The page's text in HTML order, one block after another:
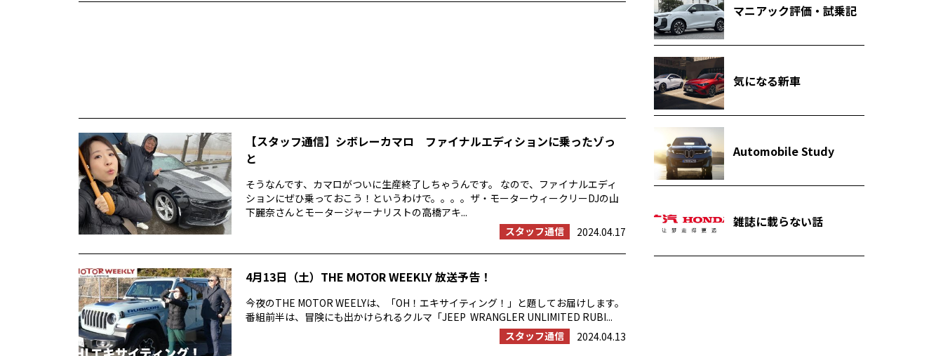
【スタッフ通信】シボレーカマロ ファイナルエディションに乗ったゾっ
と
そうなんです、カマロがついに生産終了しちゃうんです。 なので、ファイナルエディ
ションにぜひ乗っておこう！というわけで。。。。ザ・モーターウィークリーDJの山
下麗奈さんとモータージャーナリストの高橋アキ...
スタッフ通信
2024.04.17
4月13日（土）THE MOTOR WEEKLY 放送予告！
今夜のTHE MOTOR WEELYは、「OH！エキサイティング！」と題してお届けします。
番組前半は、冒険にも出かけられるクルマ「JEEP WRANGLER UNLIMITED RUBI...
スタッフ通信
2024.04.13
マニアック評価・試乗記
気になる新車
Automobile Study
雑誌に載らない話